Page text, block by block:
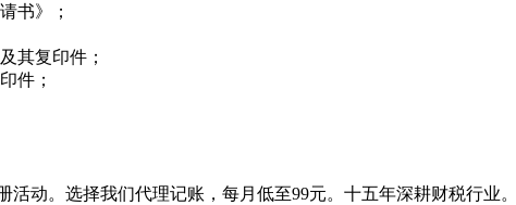
书》；
其复印件；
件；
动。选择我们代理记账，每月低至99元。十五年深耕财税行业